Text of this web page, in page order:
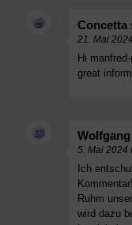
Concetta
21. Mai
Hi
great
5. Mai 2024
Ich
Ruhm
wird dazu